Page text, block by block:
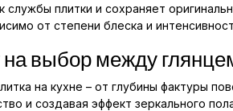
плитки и сохраняет
от степени блеска и
выбор между
на кухне – от глубины фактуры
и создавая эффект зеркального